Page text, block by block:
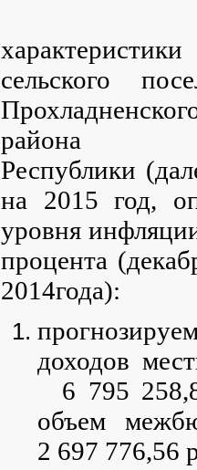
сельского
района
Республики
на 2015 год,
уровня
процента
2014года):
доходов
6 795
объем
2 697 776,56